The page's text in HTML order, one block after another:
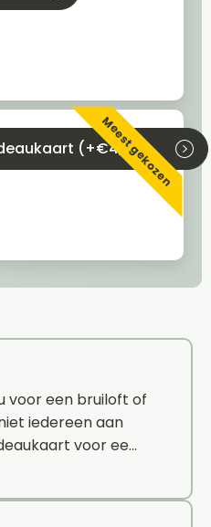
Meest gekozen
(+€4,95)
voor een bruiloft of
iedereen aan
voor ee…